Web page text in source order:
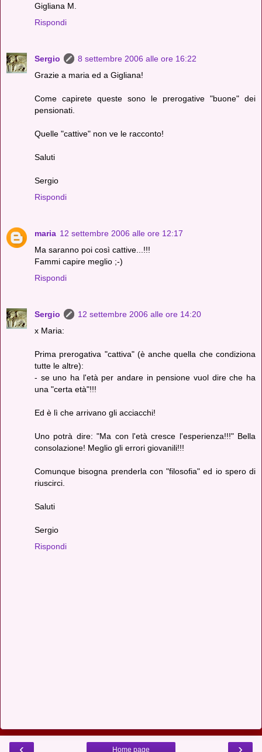
Gigliana M.
Rispondi
Sergio
8 settembre 2006 alle ore 16:22
Grazie a maria ed a Gigliana!
Come capirete queste sono le prerogative "buone" dei
pensionati.
Quelle "cattive" non ve le racconto!
Saluti
Sergio
Rispondi
maria 12 settembre 2006 alle ore 12:17
Ma saranno poi così cattive...!!!
Fammi capire meglio ;-)
Rispondi
Sergio
12 settembre 2006 alle ore 14:20
x Maria:
Prima prerogativa "cattiva" (è anche quella che condiziona
tutte le altre):
- se uno ha l'età per andare in pensione vuol dire che ha
una "certa età"!!!
Ed è lì che arrivano gli acciacchi!
Uno potrà dire: "Ma con l'età cresce l'esperienza!!!" Bella
consolazione! Meglio gli errori giovanili!!!
Comunque bisogna prenderla con "filosofia" ed io spero di
riuscirci.
Saluti
Sergio
Rispondi
Home page